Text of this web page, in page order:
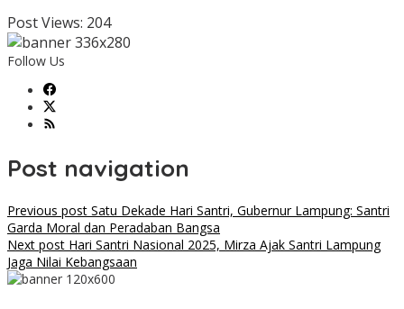
Post Views: 204
Follow Us
Post navigation
Previous post Satu Dekade Hari Santri, Gubernur Lampung: Santri
Garda Moral dan Peradaban Bangsa
Next post Hari Santri Nasional 2025, Mirza Ajak Santri Lampung
Jaga Nilai Kebangsaan